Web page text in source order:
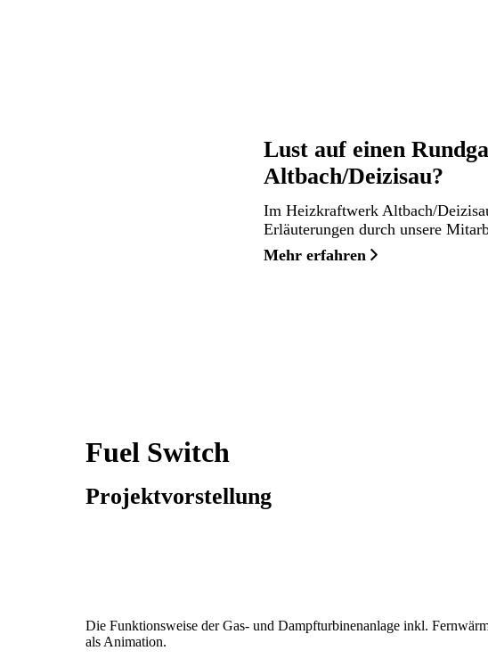
Lust auf einen
Altbach/Deizisau?
Im Heizkraftwerk Altbach/
Erläuterungen durch unsere
Mehr erfahren
Fuel Switch
Projektvorstellung
Die Funktionsweise der Gas- und Dampfturbinenanlage inkl.
als Animation.